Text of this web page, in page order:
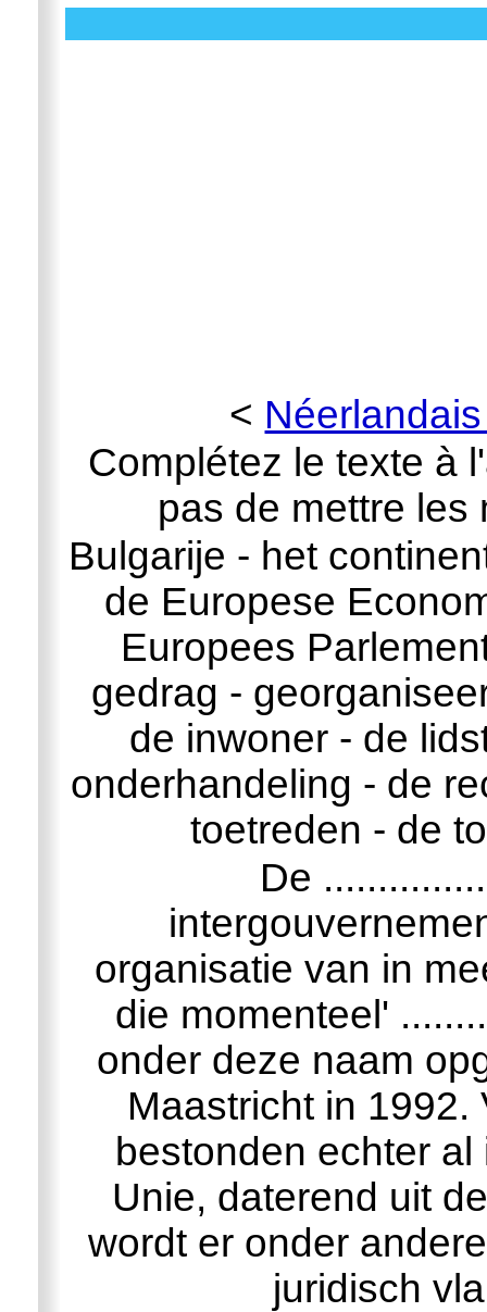
<
Complétez le texte à
pas de mettre les
Bulgarije - het
de Europese
Europees
gedrag -
de inwoner - de
onderhandeling - de
toetreden - de
De
organisatie van in
die momenteel'
onder deze naam
Maastricht in
bestonden echter
Unie, daterend uit
wordt er onder
juridisch